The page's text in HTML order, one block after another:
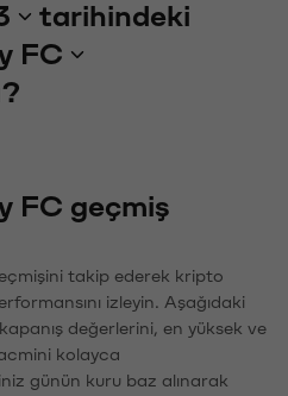
tarihindeki
FC
FC geçmiş
takip ederek kripto
izleyin. Aşağıdaki
değerlerini, en yüksek ve
kolayca
günün kuru baz alınarak